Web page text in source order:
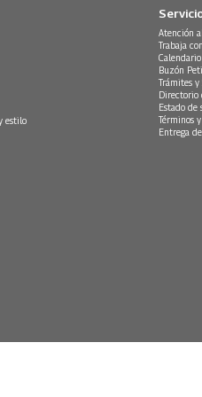
estilo
Atención
Trabaja
Buzón
Trámites y
Directorio
Estado de
Términos
Entrega